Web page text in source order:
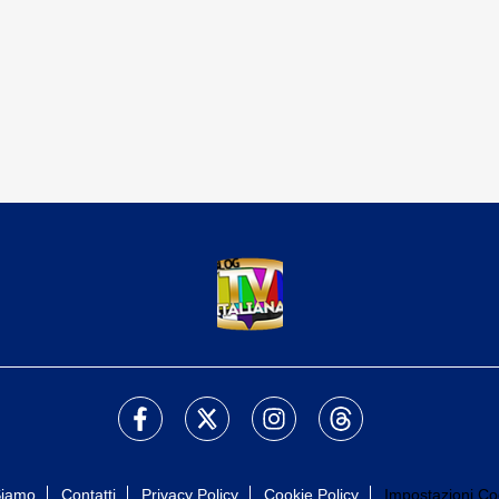
Contatti Privacy Policy Cookie Policy Impostazioni